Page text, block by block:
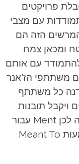
פרויקטים
עם מצבי
המרשים הזה הם
ומכאן צמח
להתמודד עם אותם
משתתפי הז'אנר
כל משתתף
ויקבל תובנות
ולקחים מהתנהלותו מהמנטור המלווה לכן Ment עבור
Mentor עם משחק מילים על המשמעות Meant To